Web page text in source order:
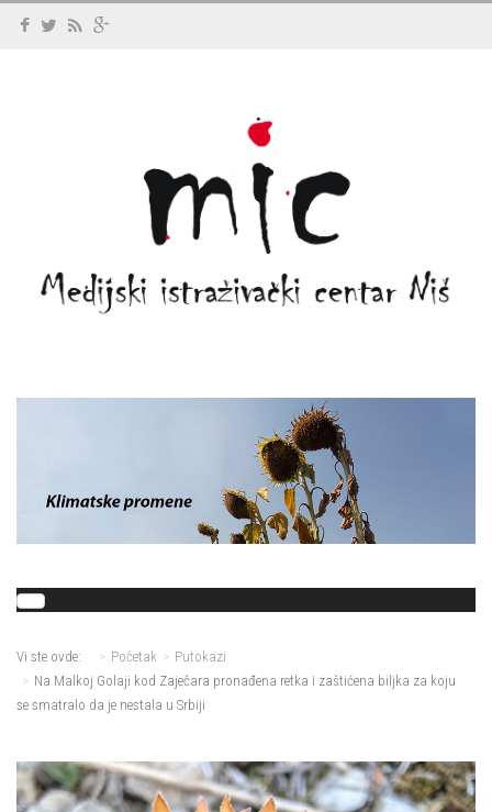
Vi ste ovde: Početak
Putokazi
Na Malkoj Golaji kod Zaječara pronađena retka i zaštićena biljka za koju
se smatralo da je nestala u Srbiji